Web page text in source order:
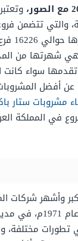
والتي تتضمن
شهرتها من
سواء كانت
أفضل
مشروبات ستار
في المملكة
وأشهر شركات
العالم، حيث بدأت
مختلفة،